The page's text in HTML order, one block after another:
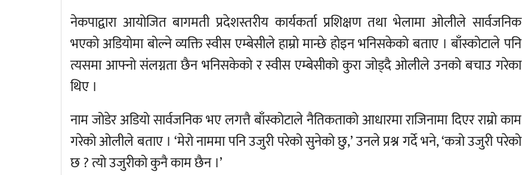
नेकपाद्वारा आयोजित बागमती प्रदेशस्तरीय कार्यकर्ता प्रशिक्षण तथा भेलामा ओलीले सार्वजनिक
भएको अडियोमा बोल्ने व्यक्ति स्वीस एम्बेसीले हाम्रो मान्छे होइन भनिसकेको बताए । बाँस्कोटाले पनि
त्यसमा आफ्नो संलग्नता छैन भनिसकेको र स्वीस एम्बेसीको कुरा जोड्दै ओलीले उनको बचाउ गरेका
थिए ।
नाम जोडेर अडियो सार्वजनिक भए लगत्तै बाँस्कोटाले नैतिकताको आधारमा राजिनामा दिएर राम्रो काम
गरेको ओलीले बताए । ‘मेरो नाममा पनि उजुरी परेको सुनेको छु,’ उनले प्रश्न गर्दे भने, ‘कत्रो उजुरी परेको
छ ? त्यो उजुरीको कुनै काम छैन ।’